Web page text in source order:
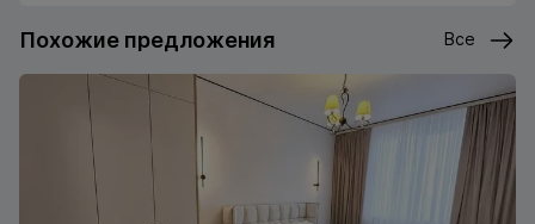
Похожие предложения Все